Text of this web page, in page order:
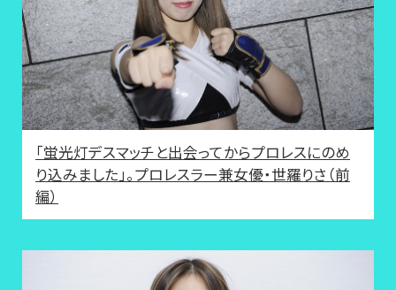
「蛍光灯デスマッチと出会ってからプロレスにのめ
り込みました」。プロレスラー兼女優・世羅りさ（前
編）